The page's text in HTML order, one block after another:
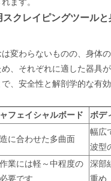
ます。
スクレイピングツール
変わらないものの、身体
、それぞれに適した器具
、安全性と解剖学的な有
フェイシャルボード
ボデ
に合わせた多曲面
幅広
波型
業には軽～中程度の
要です
深部
重め